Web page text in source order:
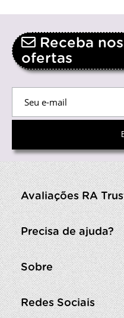
Receba
ofertas
Avaliações RA
Precisa de ajuda?
Sobre
Redes Sociais